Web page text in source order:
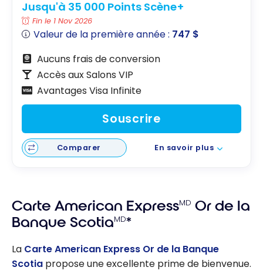
Jusqu'à 35 000 Points Scène+
Fin le 1 Nov 2026
Valeur de la première année : 747 $
Aucuns frais de conversion
Accès aux Salons VIP
Avantages Visa Infinite
Souscrire
Comparer En savoir plus
Carte American ExpressMD Or de la
Banque ScotiaMD*
La Carte American Express Or de la Banque
Scotia propose une excellente prime de bienvenue.